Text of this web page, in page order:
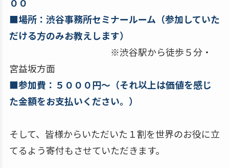
■場所：渋谷事務所セミナールーム（参加していた
だける方のみお教えします）
※渋谷駅から徒歩５分・
宮益坂方面
■参加費：５０００円～（それ以上は価値を感じ
た金額をお支払いください。）
そして、皆様からいただいた１割を世界のお役に立
てるよう寄付もさせていただきます。